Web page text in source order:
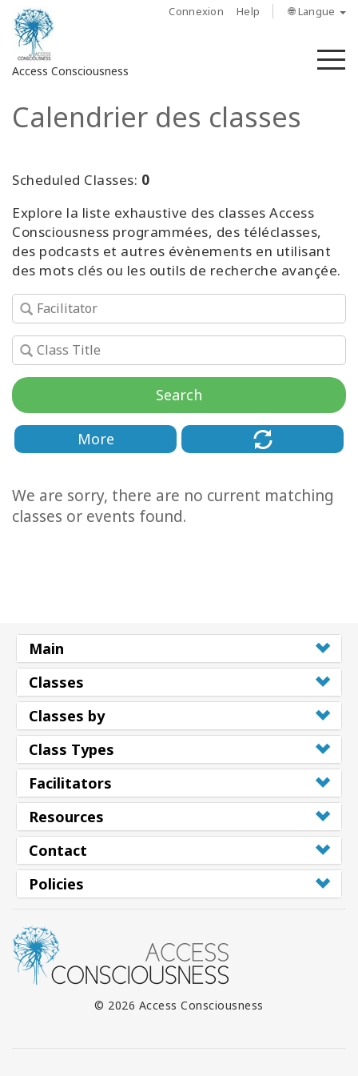
Connexion Help 🌐 Langue
Access Consciousness
Connectez-
votre
À
propos
Bars
Les
régions
Facilitateurs
More
CONTACT
RECHERCHE
Calendrier des classes
Scheduled Classes: 0
Explore la liste exhaustive des classes Access
Consciousness programmées, des téléclasses,
des podcasts et autres évènements en utilisant
des mots clés ou les outils de recherche avançée.
Search
More
We are sorry, there are no current matching
classes or events found.
Main
Classes
Classes by
Class Types
Facilitators
Resources
Contact
Policies
© 2026 Access Consciousness